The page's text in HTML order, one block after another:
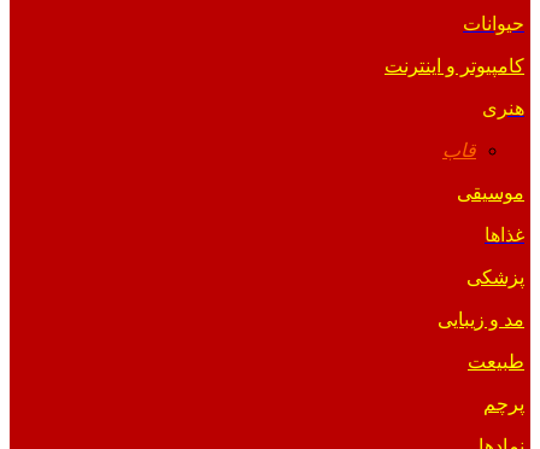
حیوانات
کامپیوتر و اینترنت
هنری
قاب
موسیقی
غذاها
پزشکی
مد و زیبایی
طبیعت
پرچم